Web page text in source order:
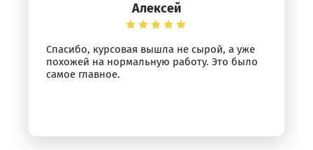
Алексей
Спасибо, курсовая вышла не сырой, а уже
похожей на нормальную работу. Это было
самое главное.